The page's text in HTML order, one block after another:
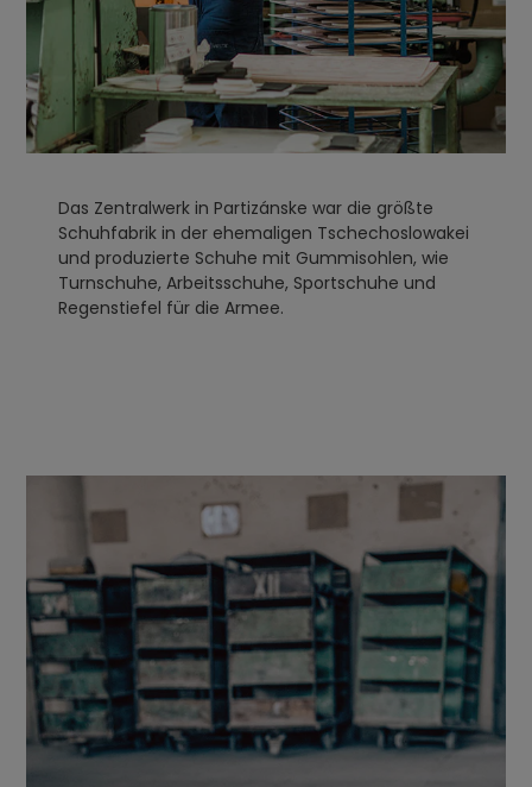
Das Zentralwerk in Partizánske war die größte
Schuhfabrik in der ehemaligen Tschechoslowakei
und produzierte Schuhe mit Gummisohlen, wie
Turnschuhe, Arbeitsschuhe, Sportschuhe und
Regenstiefel für die Armee.